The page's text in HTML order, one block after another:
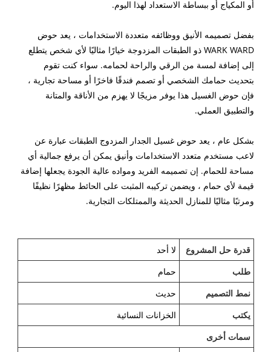
أو المكياج أو ببساطة الاستعداد لهذا اليوم.
بفضل تصميمه الأنيق ووظائفه متعددة الاستخدامات ، يعد حوض
WARK WARD ذو الطبقات المزدوجة خيارًا مثاليًا لأي شخص يتطلع
إلى إضافة لمسة من الرقي والراحة لحمامه. سواء كنت تقوم
بتحديث حمامك الشخصي أو تصمم فندقًا فاخرًا أو مساحة تجارية ،
فإن حوض الغسيل هذا يوفر مزيجًا لا يهزم من الأناقة والمتانة
والتطبيق العملي.
بشكل عام ، يعد حوض غسيل الجدار المزدوج الطبقات عبارة عن
لاعب مستخدم متعدد الاستخدامات وأنيق يمكن أن يرفع جمالية أي
مساحة للحمام. إن تصميمه الفريد ومواده عالية الجودة يجعلها إضافة
قيمة لأي حمام ، ويضمن تركيبه المثبت على الحائط مظهرًا نظيفًا
ومرتبًا مثاليًا للمنازل الحديثة والممتلكات التجارية.
قدرة حل المشروع
لا أحد
طلب
حمام
نمط التصميم
حديث
يكتب
الخزانات النسائية
سمات أخرى